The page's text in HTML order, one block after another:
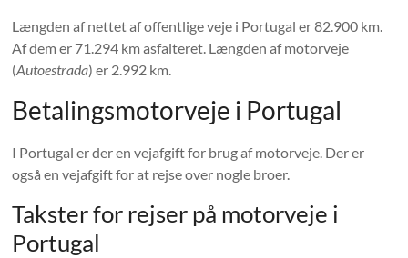
Længden af ​​nettet af offentlige veje i Portugal er 82.900 km.
Af dem er 71.294 km asfalteret. Længden af ​​motorveje
(Autoestrada) er 2.992 km.
Betalingsmotorveje i Portugal
I Portugal er der en vejafgift for brug af motorveje. Der er
også en vejafgift for at rejse over nogle broer.
Takster for rejser på motorveje i
Portugal